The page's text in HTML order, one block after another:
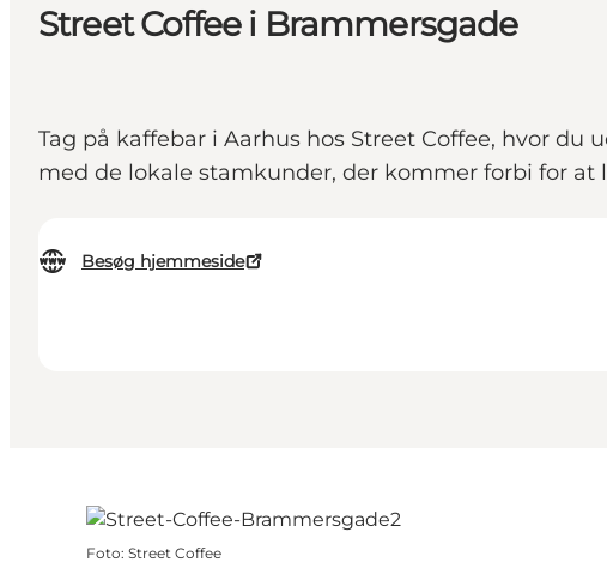
Byer og steder
Street Coffee i Brammersgade
Tag på kaffebar i Aarhus hos Street Coffee, hvor
med de lokale stamkunder, der kommer forbi for
Besøg hjemmeside
Foto: Street Coffee